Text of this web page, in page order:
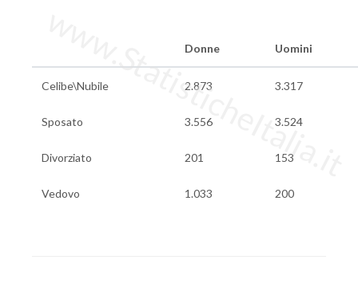
Donne Uomini
Celibe\Nubile 2.873 3.317
Sposato 3.556 3.524
Divorziato 201 153
Vedovo 1.033 200
www.StatisticheItalia.it